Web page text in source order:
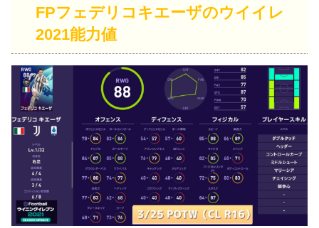
FPフェデリコキエーザのウイイレ
2021能力値